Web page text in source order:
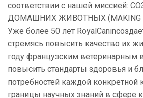
cоответствии с нашей
ДОМАШНИХ ЖИВОТНЫХ (MAKING A
Уже более 50 лет
стремясь повысить качество их
году французским
повысить стандарты здоровья и
потребностей каждой
границы научных знаний в сфере